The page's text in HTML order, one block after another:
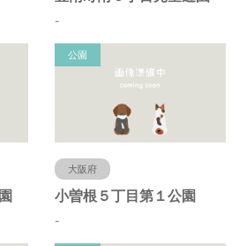
-
公園
大阪府
小曽根５丁目第１公園
-